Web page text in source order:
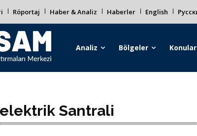
Röportaj Haber & Analiz Haberler English
Analiz Bölgeler Konular
Santrali